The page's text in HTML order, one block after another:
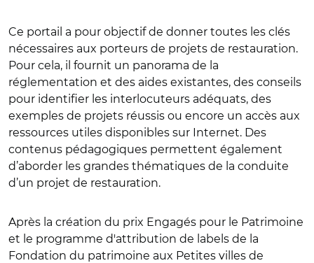
Ce portail a pour objectif de donner toutes les clés
nécessaires aux porteurs de projets de restauration.
Pour cela, il fournit un panorama de la
réglementation et des aides existantes, des conseils
pour identifier les interlocuteurs adéquats, des
exemples de projets réussis ou encore un accès aux
ressources utiles disponibles sur Internet. Des
contenus pédagogiques permettent également
d’aborder les grandes thématiques de la conduite
d’un projet de restauration.
Après la création du prix Engagés pour le Patrimoine
et le programme d'attribution de labels de la
Fondation du patrimoine aux Petites villes de